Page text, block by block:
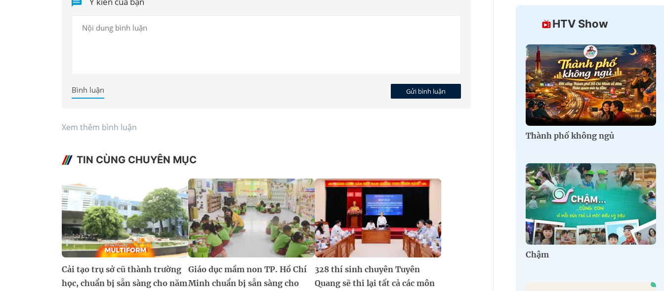
Gửi bình luận
Bình luận
Xem thêm bình luận
TIN CÙNG CHUYÊN MỤC
Cải tạo trụ sở cũ thành trường
học, chuẩn bị sẵn sàng cho năm
Giáo dục mầm non TP. Hồ Chí
Minh chuẩn bị sẵn sàng cho
328 thí sinh chuyên Tuyên
Quang sẽ thi lại tất cả các môn
HTV Show
Thành phố không ngủ
Chậm